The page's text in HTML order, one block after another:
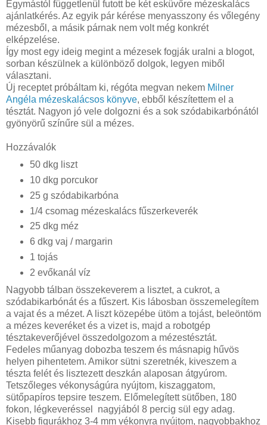
Egymástól függetlenül futott be két esküvőre mézeskalács
ajánlatkérés. Az egyik pár kérése menyasszony és vőlegény
mézesből, a másik párnak nem volt még konkrét
elképzelése.
Így most egy ideig megint a mézesek fogják uralni a blogot,
sorban készülnek a különböző dolgok, legyen miből
választani.
Új receptet próbáltam ki, régóta megvan nekem Milner
Angéla mézeskalácsos könyve, ebből készítettem el a
tésztát. Nagyon jó vele dolgozni és a sok szódabikarbónától
gyönyörű színűre sül a mézes.
Hozzávalók
50 dkg liszt
10 dkg porcukor
25 g szódabikarbóna
1/4 csomag mézeskalács fűszerkeverék
25 dkg méz
6 dkg vaj / margarin
1 tojás
2 evőkanál víz
Nagyobb tálban összekeverem a lisztet, a cukrot, a
szódabikarbónát és a fűszert. Kis lábosban összemelegítem
a vajat és a mézet. A liszt közepébe ütöm a tojást, beleöntöm
a mézes keveréket és a vizet is, majd a robotgép
tésztakeverőjével összedolgozom a mézestésztát.
Fedeles műanyag dobozba teszem és másnapig hűvös
helyen pihentetem. Amikor sütni szeretnék, kiveszem a
tészta felét és lisztezett deszkán alaposan átgyúrom.
Tetszőleges vékonyságúra nyújtom, kiszaggatom,
sütőpapíros tepsire teszem. Előmelegített sütőben, 180
fokon, légkeveréssel nagyjából 8 percig sül egy adag.
Kisebb figurákhoz 3-4 mm vékonyra nyújtom, nagyobbakhoz